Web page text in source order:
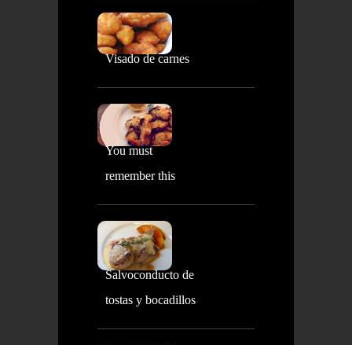
Visado de carnes
You must
remember this
Salvoconducto de
tostas y bocadillos